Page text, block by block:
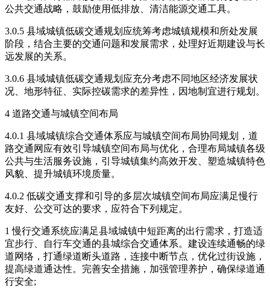
公共交通战略，鼓励使用低排放、清洁能源交通工具。
3.0.5 县域城镇低碳交通规划应统筹考虑城镇规模和所处发展
阶段，结合主要的交通问题和发展需求，处理好近期建设与长
远发展的关系。
3.0.6 县域城镇低碳交通规划应充分考虑不同地区经济发展状
况、地形特征、实际控碳需求的差异性，因地制宜进行规划。
4 道路交通与城镇空间布局
4.0.1 县域城镇综合交通体系应与城镇空间布局协同规划，道
路交通网应有效引导城镇空间布局与优化，合理布局城镇各级
公共与生活服务设施，引导城镇集约高效开发、塑造城镇特色
风貌、提升城镇环境质量。
4.0.2 低碳交通支撑和引导的多层次城镇空间布局应满足慢行
友好、公交可达的要求，应符合下列规定。
1 慢行交通系统应满足县域城镇中短距离的出行需求，打造适
宜步行、自行车交通的县城综合交通体系。建设连续通畅的绿
道网络，打通绿道断头道路，连接中断节点，优化过街设施，
提高绿道通达性。完善安全措施，加强管理养护，确保绿道通
行安全;